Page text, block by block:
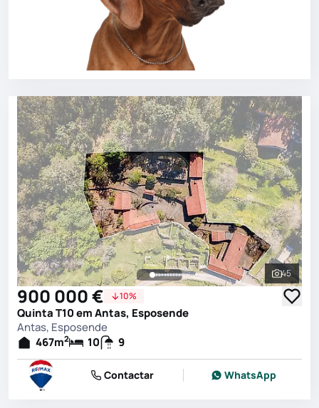
Ver
45
900 000 € 10%
Quinta T10 em Antas, Esposende
Antas, Esposende
467m2 10 9
Contactar WhatsApp